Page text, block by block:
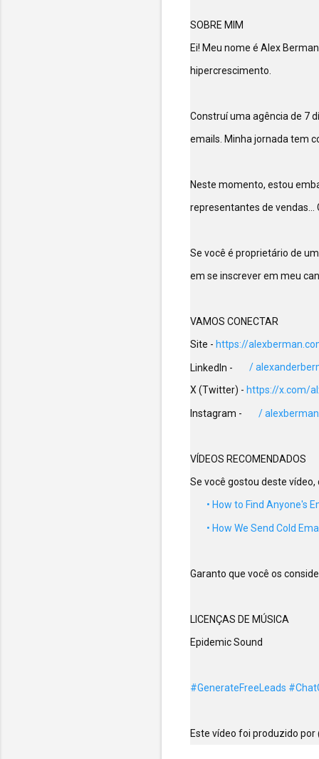
SOBRE MIM
Ei! Meu nome é Alex
hipercrescimento.
Construí uma agência de 7
emails. Minha jornada tem
Neste momento, estou
representantes de vendas...
Se você é proprietário de
em se inscrever em meu
VAMOS CONECTAR
Site - https://
LinkedIn -
/
X (Twitter) - https://x.com/
Instagram - /
VÍDEOS RECOMENDADOS
• How to Find Anyone's
• How We Send Cold
Garanto que você os
LICENÇAS DE MÚSICA
Epidemic Sound
#GenerateFreeLeads
Este vídeo foi produzido por